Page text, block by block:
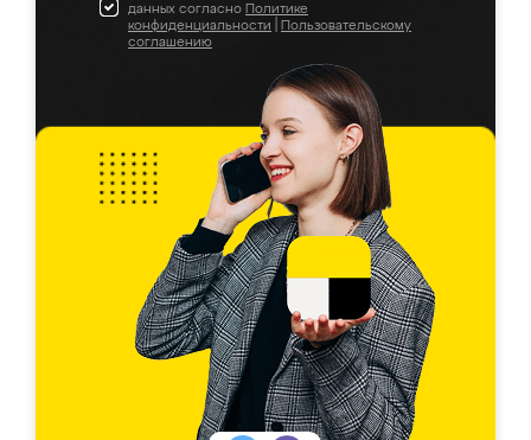
данных согласно Политике
конфиденциальности
Пользовательскому
соглашению